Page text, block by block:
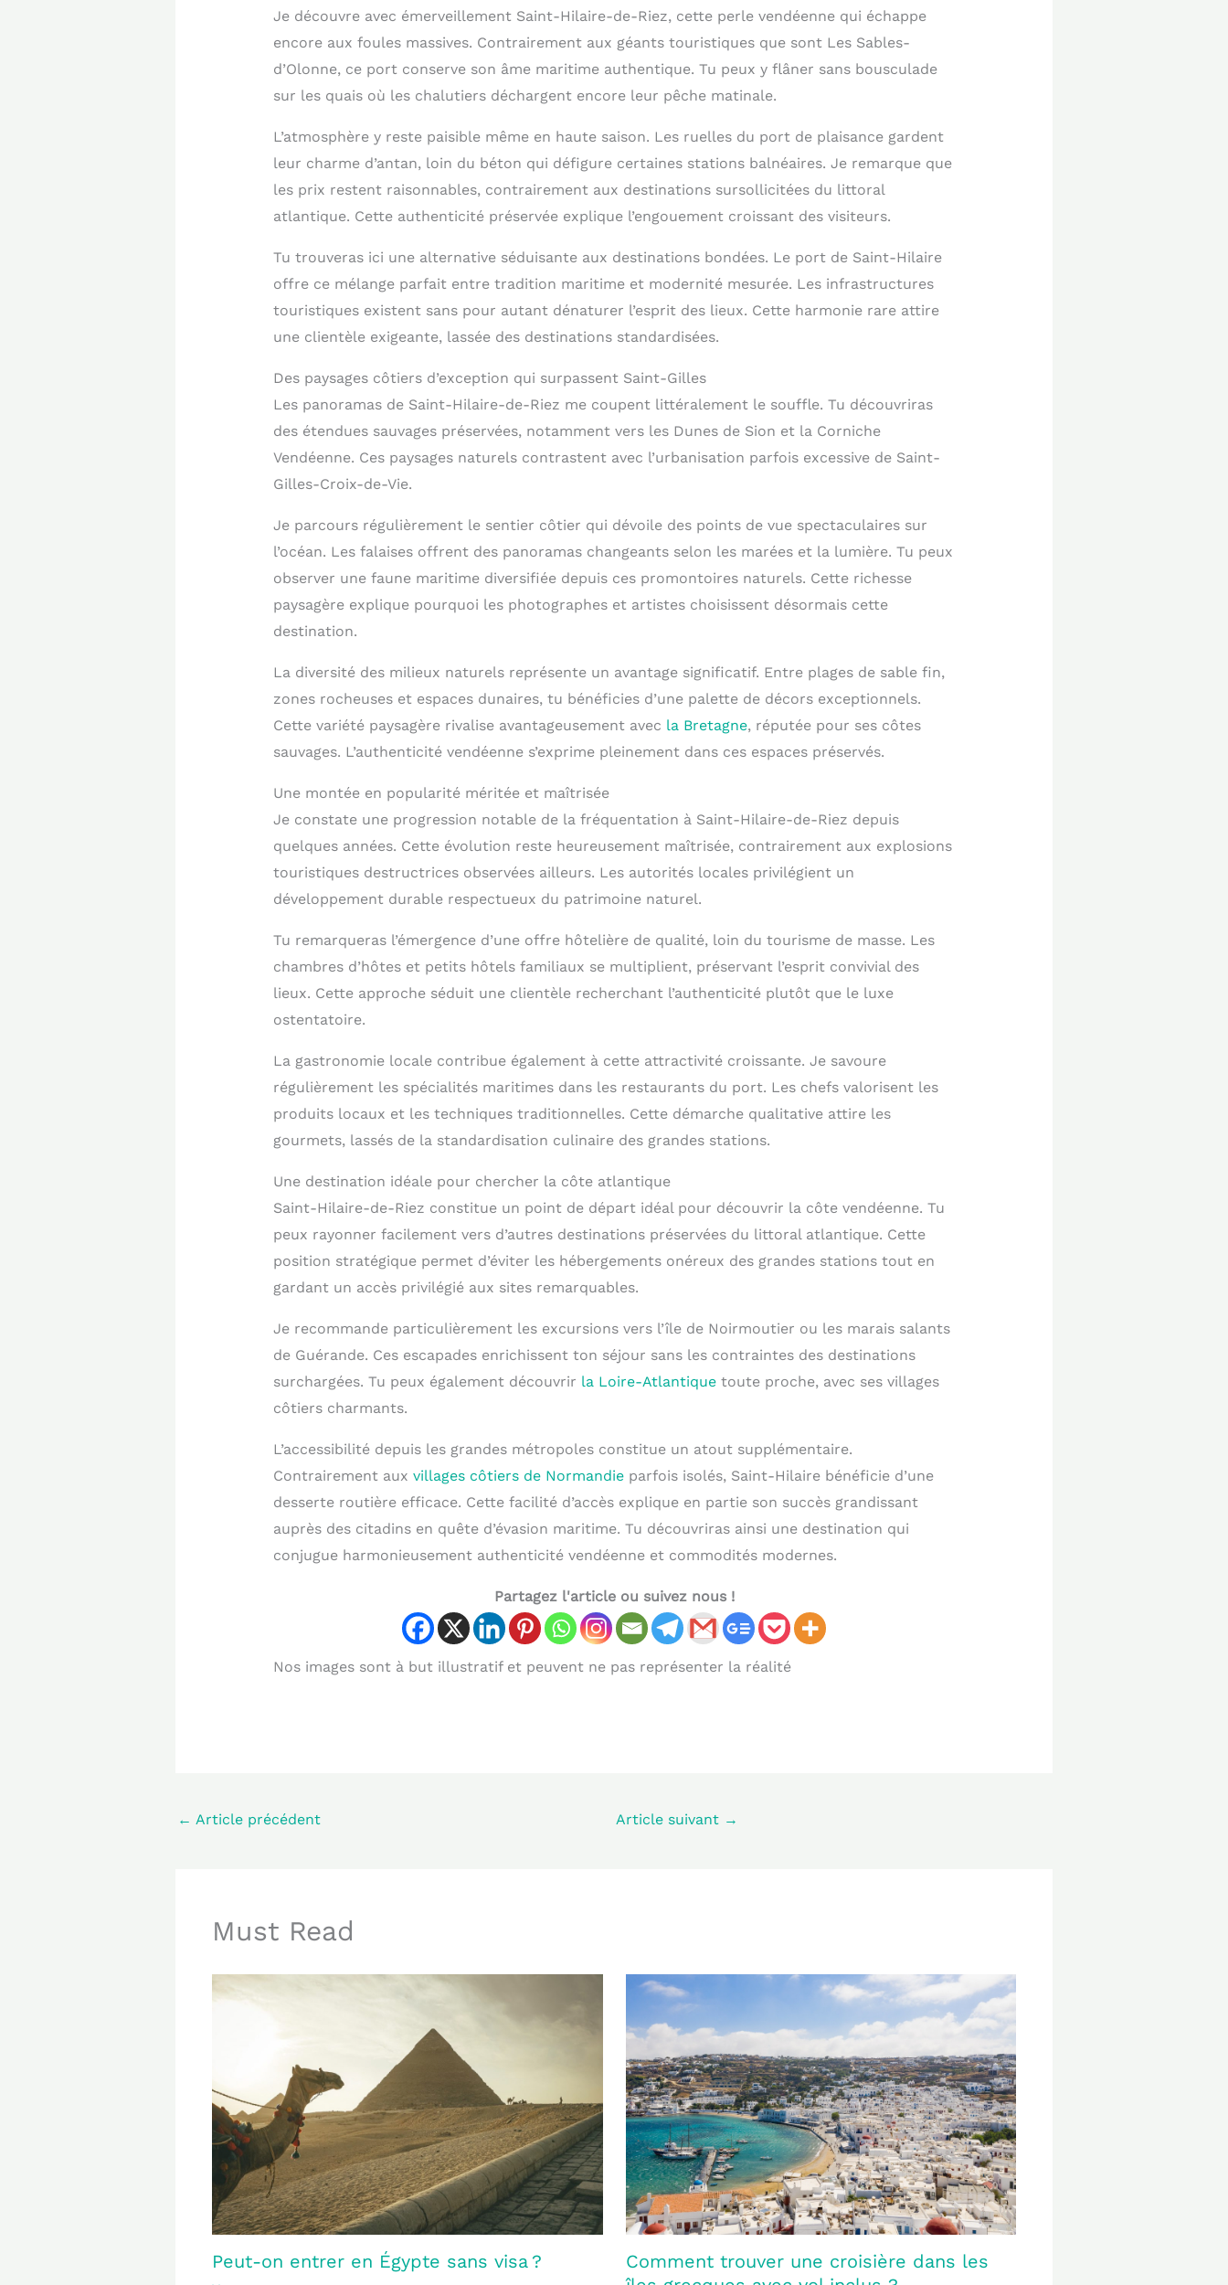
Je découvre avec émerveillement Saint-Hilaire-de-Riez, cette perle vendéenne qui échappe
encore aux foules massives. Contrairement aux géants touristiques que sont Les Sables-
d’Olonne, ce port conserve son âme maritime authentique. Tu peux y flâner sans bousculade
sur les quais où les chalutiers déchargent encore leur pêche matinale.
L’atmosphère y reste paisible même en haute saison. Les ruelles du port de plaisance gardent
leur charme d’antan, loin du béton qui défigure certaines stations balnéaires. Je remarque que
les prix restent raisonnables, contrairement aux destinations sursollicitées du littoral
atlantique. Cette authenticité préservée explique l’engouement croissant des visiteurs.
Tu trouveras ici une alternative séduisante aux destinations bondées. Le port de Saint-Hilaire
offre ce mélange parfait entre tradition maritime et modernité mesurée. Les infrastructures
touristiques existent sans pour autant dénaturer l’esprit des lieux. Cette harmonie rare attire
une clientèle exigeante, lassée des destinations standardisées.
Des paysages côtiers d’exception qui surpassent Saint-Gilles
Les panoramas de Saint-Hilaire-de-Riez me coupent littéralement le souffle. Tu découvriras
des étendues sauvages préservées, notamment vers les Dunes de Sion et la Corniche
Vendéenne. Ces paysages naturels contrastent avec l’urbanisation parfois excessive de Saint-
Gilles-Croix-de-Vie.
Je parcours régulièrement le sentier côtier qui dévoile des points de vue spectaculaires sur
l’océan. Les falaises offrent des panoramas changeants selon les marées et la lumière. Tu peux
observer une faune maritime diversifiée depuis ces promontoires naturels. Cette richesse
paysagère explique pourquoi les photographes et artistes choisissent désormais cette
destination.
La diversité des milieux naturels représente un avantage significatif. Entre plages de sable fin,
zones rocheuses et espaces dunaires, tu bénéficies d’une palette de décors exceptionnels.
Cette variété paysagère rivalise avantageusement avec la Bretagne, réputée pour ses côtes
sauvages. L’authenticité vendéenne s’exprime pleinement dans ces espaces préservés.
Une montée en popularité méritée et maîtrisée
Je constate une progression notable de la fréquentation à Saint-Hilaire-de-Riez depuis
quelques années. Cette évolution reste heureusement maîtrisée, contrairement aux explosions
touristiques destructrices observées ailleurs. Les autorités locales privilégient un
développement durable respectueux du patrimoine naturel.
Tu remarqueras l’émergence d’une offre hôtelière de qualité, loin du tourisme de masse. Les
chambres d’hôtes et petits hôtels familiaux se multiplient, préservant l’esprit convivial des
lieux. Cette approche séduit une clientèle recherchant l’authenticité plutôt que le luxe
ostentatoire.
La gastronomie locale contribue également à cette attractivité croissante. Je savoure
régulièrement les spécialités maritimes dans les restaurants du port. Les chefs valorisent les
produits locaux et les techniques traditionnelles. Cette démarche qualitative attire les
gourmets, lassés de la standardisation culinaire des grandes stations.
Une destination idéale pour chercher la côte atlantique
Saint-Hilaire-de-Riez constitue un point de départ idéal pour découvrir la côte vendéenne. Tu
peux rayonner facilement vers d’autres destinations préservées du littoral atlantique. Cette
position stratégique permet d’éviter les hébergements onéreux des grandes stations tout en
gardant un accès privilégié aux sites remarquables.
Je recommande particulièrement les excursions vers l’île de Noirmoutier ou les marais salants
de Guérande. Ces escapades enrichissent ton séjour sans les contraintes des destinations
surchargées. Tu peux également découvrir la Loire-Atlantiquetoute proche, avec ses villages
côtiers charmants.
L’accessibilité depuis les grandes métropoles constitue un atout supplémentaire.
Contrairement aux villages côtiers de Normandieparfois isolés, Saint-Hilaire bénéficie d’une
desserte routière efficace. Cette facilité d’accès explique en partie son succès grandissant
auprès des citadins en quête d’évasion maritime. Tu découvriras ainsi une destination qui
conjugue harmonieusement authenticité vendéenne et commodités modernes.
Partagez l'article ou suivez nous !
Nos images sont à but illustratif et peuvent ne pas représenter la réalité
← Article précédent Article suivant →
Must Read
Peut-on entrer en Égypte sans visa ?
Comment trouver une croisière dans les